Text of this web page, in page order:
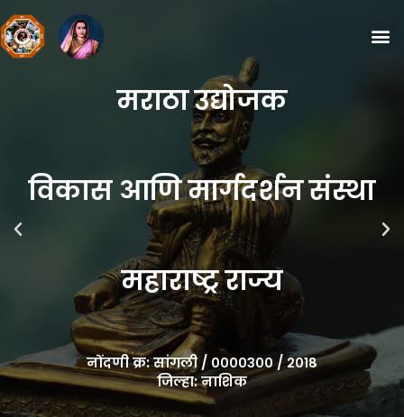
मराठा उद्योजक
विकास आणि मार्गदर्शन संस्था
महाराष्ट्र राज्य
नोंदणी क्र: सांगली / ००००३०० / २०१८
जिल्हा: नाशिक